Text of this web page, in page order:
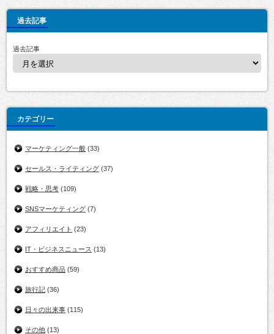
過去記事
過去記事
カテゴリー
マーケティング一般 (33)
セールス・ライティング (37)
戦略・思考 (109)
SNSマーケティング (7)
アフィリエイト (23)
IT・ビジネスニュース (13)
おすすめ商品 (59)
旅行記 (36)
日々の出来事 (115)
その他 (13)